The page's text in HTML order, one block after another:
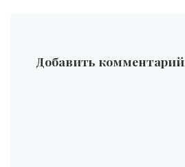
Добавить комментарий